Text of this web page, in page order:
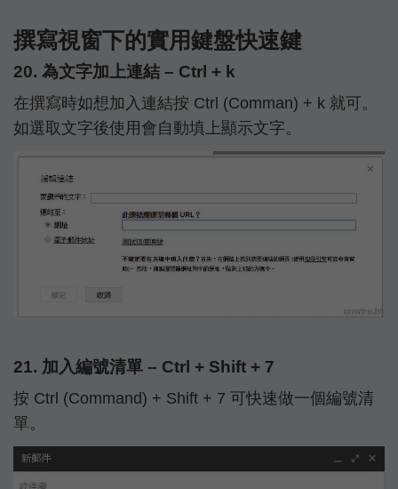
撰寫視窗下的實用鍵盤快速鍵
20. 為文字加上連結 – Ctrl + k
在撰寫時如想加入連結按 Ctrl (Comman) + k 就可。
如選取文字後使用會自動填上顯示文字。
21. 加入編號清單 – Ctrl + Shift + 7
按 Ctrl (Command) + Shift + 7 可快速做一個編號清
單。